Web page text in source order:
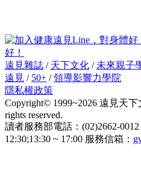
好！
遠見雜誌 / 天下文化 / 未來親子
遠見 / 50+ /領導影響力學院
隱私權政策
Copyright© 1999~2026 遠見天
rights reserved.
讀者服務部電話：(02)2662-
12:30;13:30 ~ 17:00 服務信箱：